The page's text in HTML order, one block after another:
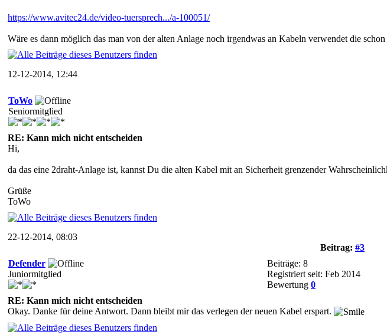
https://www.avitec24.de/video-tuersprech.../a-100051/
Wäre es dann möglich das man von der alten Anlage noch irgendwas an Kabeln verwendet die
12-12-2014, 12:44
ToWo
Seniormitglied
RE: Kann mich nicht entscheiden
Hi,
da das eine 2draht-Anlage ist, kannst Du die alten Kabel mit an Sicherheit grenzender
Grüße
ToWo
22-12-2014, 08:03
Beitrag: #3
Defender
Juniormitglied
Beiträge: 8
Registriert seit: Feb 2014
Bewertung 0
RE: Kann mich nicht entscheiden
Okay. Danke für deine Antwort. Dann bleibt mir das verlegen der neuen Kabel erspart.